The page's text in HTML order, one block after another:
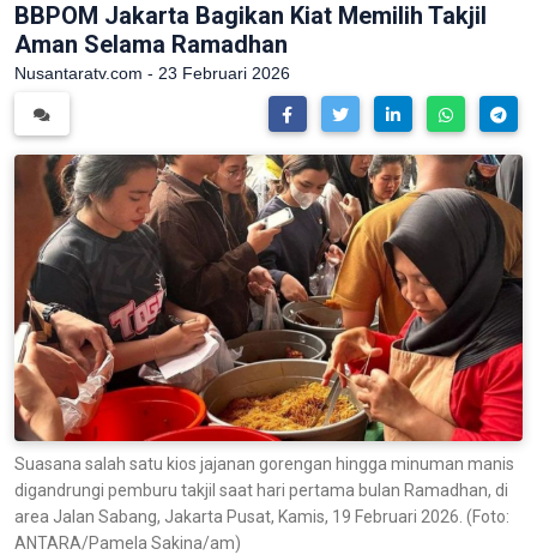
BBPOM Jakarta Bagikan Kiat Memilih Takjil
Aman Selama Ramadhan
Nusantaratv.com - 23 Februari 2026
Suasana salah satu kios jajanan gorengan hingga minuman manis
digandrungi pemburu takjil saat hari pertama bulan Ramadhan, di
area Jalan Sabang, Jakarta Pusat, Kamis, 19 Februari 2026. (Foto:
ANTARA/Pamela Sakina/am)